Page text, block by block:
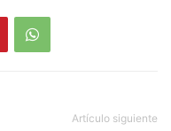
Artículo siguiente